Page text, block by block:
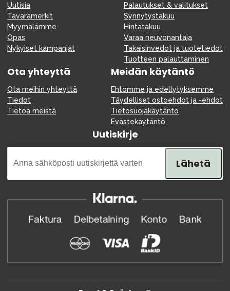
Uutisia
Tavaramerkit
Myymälämme
Opas
Nykyiset kampanjat
Palautukset & valitukset
Synnytystakuu
Hintatakuu
Varaa neuvonantaja
Takaisinvedot ja tuotetiedot
Tuotteen palauttaminen
Ota yhteyttä
Ota meihin yhteyttä
Tiedot
Tietoa meistä
Meidän käytäntö
Ehtomme ja edellytyksemme
Täydelliset ostoehdot ja -ehdot
Tietosuojakäytäntö
Evästekäytäntö
Uutiskirje
Lähetä